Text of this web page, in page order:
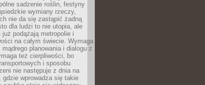
sadzenie roślin, festyny
wymiany rzeczy,
nie da się zastąpić żadną
dla ludzi to nie utopia, ale
podążają metropolie i
na całym świecie. Wymaga
planowania i dialogu z
też cierpliwości, bo
i sposobu
nie następuje z dnia na
wprowadza się takie